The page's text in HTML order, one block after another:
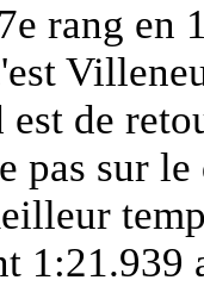
rang en
de
pas sur
1:21.939